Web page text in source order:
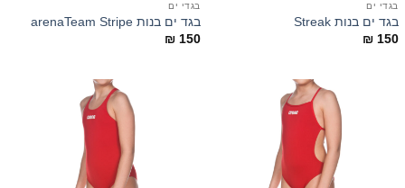
בגדי ים
בגד ים בנות Streak
₪ 150
בגדי ים
בגד ים בנות arenaTeam Stripe
₪ 150